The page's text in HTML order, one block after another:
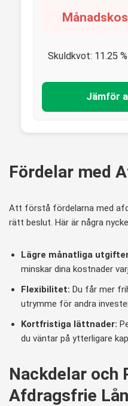
Skuldkvot: 11.25 %
Jämför
Fördelar med
Att förstå fördelarna med
rätt beslut. Här är några
Lägre månatliga
minskar dina kostnader
Flexibilitet: Du får mer
utrymme för andra
Kortfristiga lättnader:
du väntar på ytterligare
Nackdelar och
Afdragsfrie Lån